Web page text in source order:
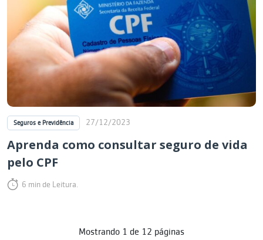
Seguros e Previdência 27/12/2023
Aprenda como consultar seguro de vida
pelo CPF
6 min de Leitura.
Mostrando 1 de 12 páginas